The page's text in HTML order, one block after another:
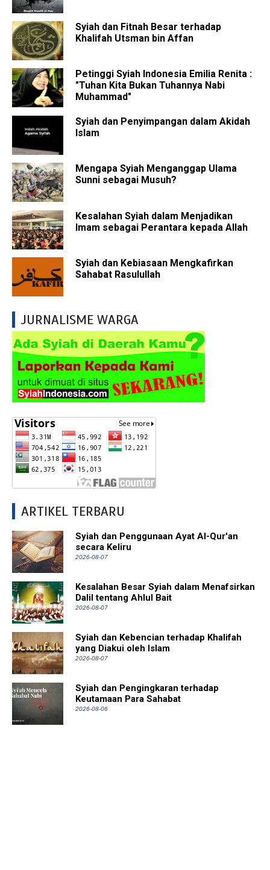
Syiah dan Fitnah Besar terhadap
Khalifah Utsman bin Affan
Petinggi Syiah Indonesia Emilia Renita :
"Tuhan Kita Bukan Tuhannya Nabi
Muhammad"
Syiah dan Penyimpangan dalam Akidah
Islam
Mengapa Syiah Menganggap Ulama
Sunni sebagai Musuh?
Kesalahan Syiah dalam Menjadikan
Imam sebagai Perantara kepada Allah
Syiah dan Kebiasaan Mengkafirkan
Sahabat Rasulullah
JURNALISME WARGA
ARTIKEL TERBARU
Syiah dan Penggunaan Ayat Al-Qur'an
secara Keliru
2026-08-07
Kesalahan Besar Syiah dalam Menafsirkan
Dalil tentang Ahlul Bait
2026-08-07
Syiah dan Kebencian terhadap Khalifah
yang Diakui oleh Islam
2026-08-07
Syiah dan Pengingkaran terhadap
Keutamaan Para Sahabat
2026-08-06